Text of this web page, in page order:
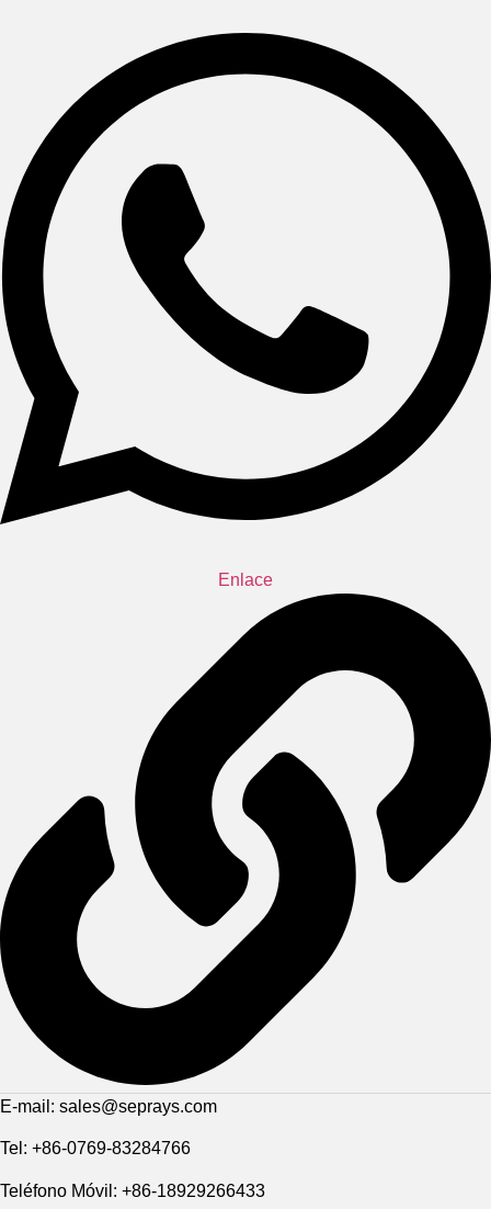
Enlace
E-mail: sales@seprays.com
Tel: +86-0769-83284766
Teléfono Móvil: +86-18929266433